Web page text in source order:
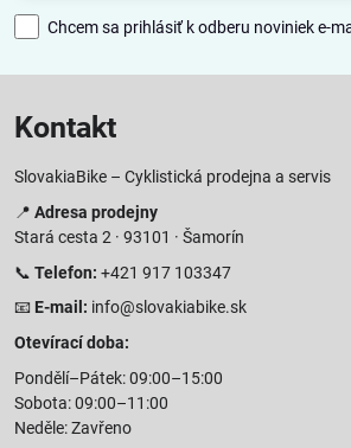
Chcem sa prihlásiť k odberu noviniek e-
Kontakt
SlovakiaBike – Cyklistická prodejna a servis
📍 Adresa prodejny
Stará cesta 2 · 93101 · Šamorín
📞 Telefon: +421 917 103347
📧 E-mail: info@slovakiabike.sk
Otevírací doba:
Pondělí–Pátek: 09:00–15:00
Sobota: 09:00–11:00
Neděle: Zavřeno